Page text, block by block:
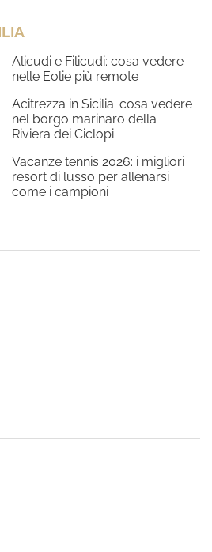
Alicudi e Filicudi: cosa vedere
nelle Eolie più remote
Acitrezza in Sicilia: cosa vedere
nel borgo marinaro della
Riviera dei Ciclopi
Vacanze tennis 2026: i migliori
resort di lusso per allenarsi
come i campioni